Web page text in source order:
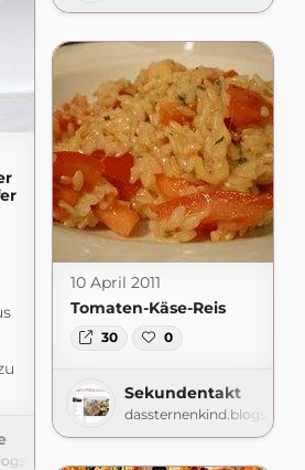
10 April 2011
Tomaten-Käse-Reis
30 0
Sekundentakt